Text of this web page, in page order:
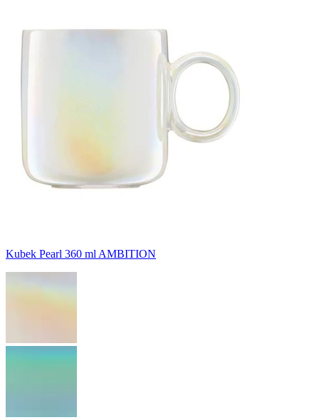
Kubek Pearl 360 ml AMBITION